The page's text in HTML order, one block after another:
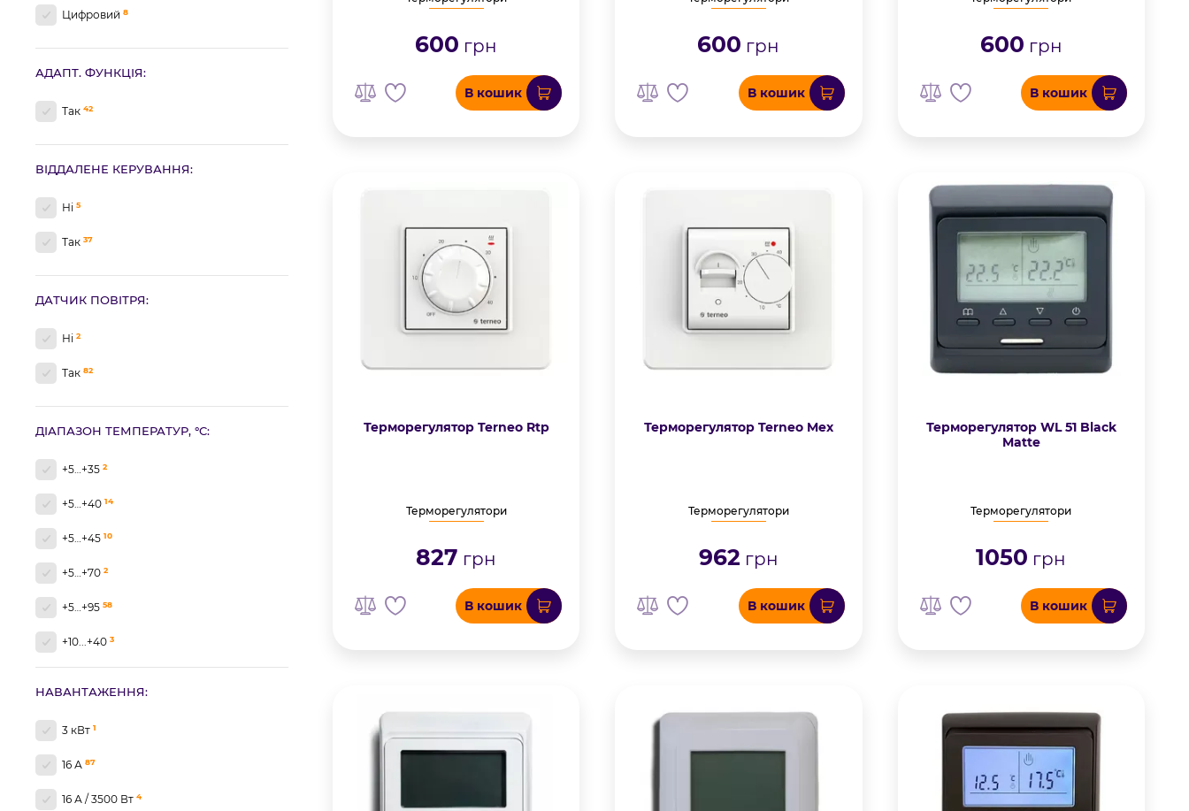
Цифровий 8
АДАПТ. ФУНКЦІЯ:
Так 42
ВІДДАЛЕНЕ КЕРУВАННЯ:
Ні 5
Так 37
ДАТЧИК ПОВІТРЯ:
Ні 2
Так 82
ДІАПАЗОН ТЕМПЕРАТУР, °C:
+5…+35 2
+5…+40 14
+5…+45 10
+5…+70 2
+5…+95 58
+10...+40 3
НАВАНТАЖЕННЯ:
3 кВт 1
16 А 87
16 А / 3500 Вт 4
600 грн
В кошик
600 грн
В кошик
600 грн
В кошик
Терморегулятор Terneo Rtp
Терморегулятори
827 грн
В кошик
Терморегулятор Terneo Mex
Терморегулятори
962 грн
В кошик
Терморегулятор WL 51 Black
Matte
Терморегулятори
1050 грн
В кошик